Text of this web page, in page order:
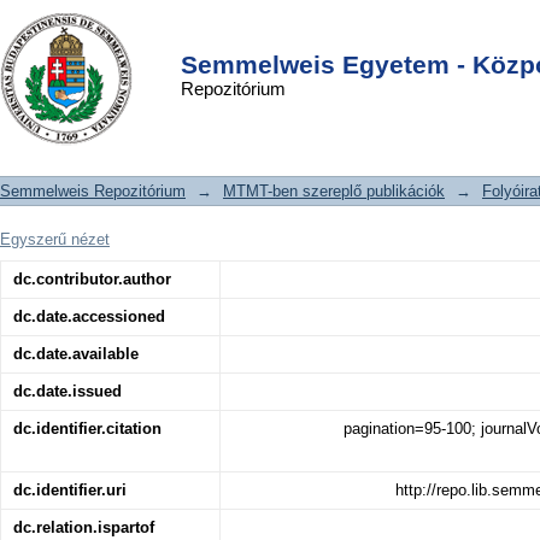
Semmelweis Egyetem -
Repozitórium
Új terápiás lehetőség a 2-es típusú
diabétesz kezelésében
DSpace/Manakin Repository
Semmelweis Repozitórium → MTMT-ben szereplő publikációk →
Egyszerű nézet
dc.contributor.author
dc.date.accessioned
dc.date.available
dc.date.issued
dc.identifier.citation pagination=95-100;
dc.identifier.uri http://
dc.relation.ispartof